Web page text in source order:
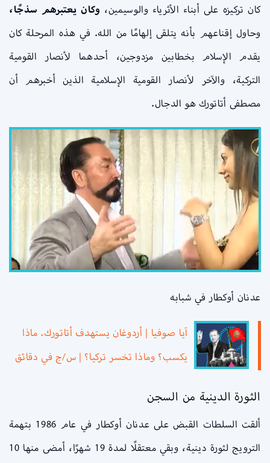
كان تركيزه على أبناء الأثرياء والوسيمين، وكان يعتبرهم سذجًا،
وحاول إقناعهم بأنه يتلقى إلهامًا من الله. في هذه المرحلة كان
يقدم الإسلام بخطابين مزدوجين، أحدهما لأنصار القومية
التركية، والآخر لأنصار القومية الإسلامية الذين أخبرهم أن
مصطفى أتاتورك هو الدجال.
عدنان أوكطار في شبابه
آيا صوفيا | أردوغان يستهدف أتاتورك. ماذا
يكسب؟ وماذا تخسر تركيا؟ | س/ج في دقائق
الثورة الدينية من السجن
ألقت السلطات القبض على عدنان أوكطار في عام 1986 بتهمة
الترويج لثورة دينية، وبقي معتقلًا لمدة 19 شهرًا، أمضى منها 10